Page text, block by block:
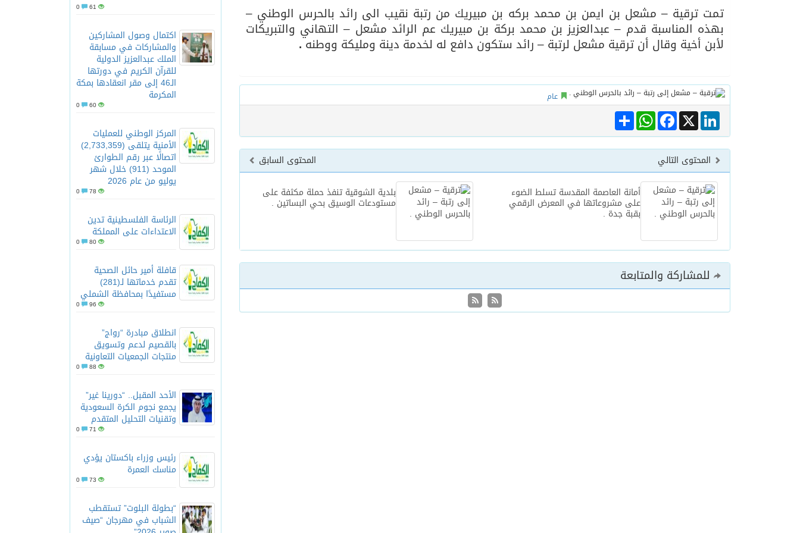
06/08/2026الهولندي مارينو بوستش يخلف يايسله في تدريب الاهلي
61
اكتمال وصول المشاركين
والمشاركات في مسابقة
الملك عبدالعزيز الدولية
للقرآن الكريم في دورتها
الـ46 إلى مقر انعقادها بمكة
المكرمة
60
المركز الوطني للعمليات
الأمنية يتلقى (2,733,359)
اتصالًا عبر رقم الطوارئ
الموحد (911) خلال شهر
يوليو من عام 2026
78
الرئاسة الفلسطينية تدين
الاعتداءات على المملكة
80
قافلة أمير حائل الصحية
تقدم خدماتها لـ(281)
مستفيدًا بمحافظة الشملي
96
انطلاق مبادرة “رواج”
بالقصيم لدعم وتسويق
منتجات الجمعيات التعاونية
88
الأحد المقبل.. “دورينا غير”
يجمع نجوم الكرة السعودية
وتقنيات التحليل المتقدم
71
رئيس وزراء باكستان يؤدي
مناسك العمرة
73
“بطولة البلوت” تستقطب
الشباب في مهرجان “صيف
تمت ترقية – مشعل بن ايمن بن محمد بركه بن مبيريك من رتبة نقيب الى رائد بالحرس الوطني –
بهذه المناسبة قدم – عبدالعزيز بن محمد بركة بن مبيريك عم الرائد مشعل – التهاني والتبريكات
لأبن أخية وقال أن ترقية مشعل لرتبة – رائد ستكون دافع له لخدمة دينة ومليكة ووطنه.
عام
Share
WhatsAppFacebook X
LinkedIn
المحتوى السابق
المحتوى التالي
بلدية الشوقية تنفذ حملة مكثفة على
مستودعات الوسيق بحي البساتين .
أمانة العاصمة المقدسة تسلط الضوء
على مشروعاتها في المعرض الرقمي
بقبة جدة .
للمشاركة والمتابعة